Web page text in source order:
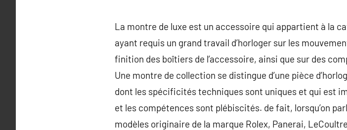
La montre de luxe est un accessoire qui appartient à la
ayant requis un grand travail d’horloger sur les
finition des boîtiers de l’accessoire, ainsi que sur des
Une montre de collection se distingue d’une pièce
dont les spécificités techniques sont uniques et qui est
et les compétences sont plébiscités. de fait, lorsqu’on
modèles originaire de la marque Rolex, Panerai,